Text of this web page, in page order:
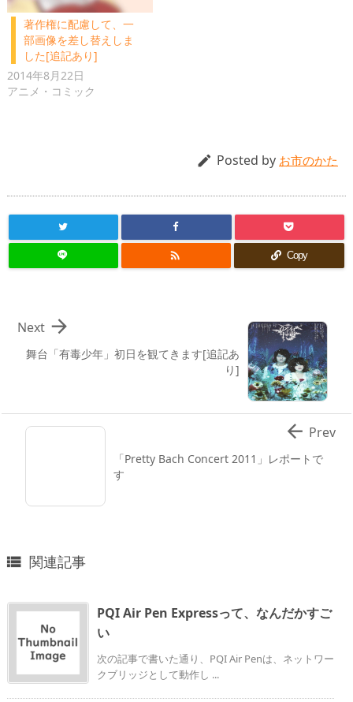
著作権に配慮して、一
部画像を差し替えしま
した[追記あり]
2014年8月22日
アニメ・コミック
 Posted by お市のかた
 Copy
舞台「有毒少年」初日を観てきます[追記あ
り]

Next
「Pretty Bach Concert 2011」レポートで
す
 Prev
 関連記事
PQI Air Pen Expressって、なんだかすご
い
次の記事で書いた通り、PQI Air Penは、ネットワー
クブリッジとして動作し ...